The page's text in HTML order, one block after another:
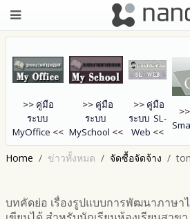
>> คู่มือ
ระบบ
MyOffice <<
>> คู่มือ
ระบบ
MySchool <<
>> คู่มือ
ระบบ SL-
Web <<
>>
Home ข่าวทั้งหมด จัดซื้อจัดจ้าง
บทคัดย่อ เรื่องรูปแบบการพัฒนาภาษา